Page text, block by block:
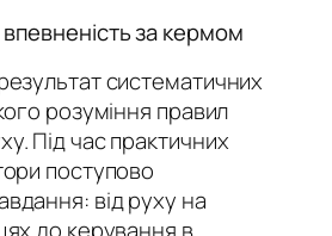
за кермом
систематичних
розуміння правил
Під час практичних
поступово
від руху на
до керування в